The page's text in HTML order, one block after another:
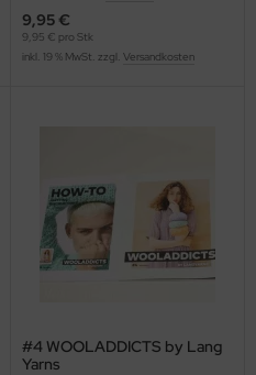
9,95 €
9,95 € pro Stk
inkl. 19 % MwSt. zzgl. Versandkosten
#4 WOOLADDICTS by Lang
Yarns